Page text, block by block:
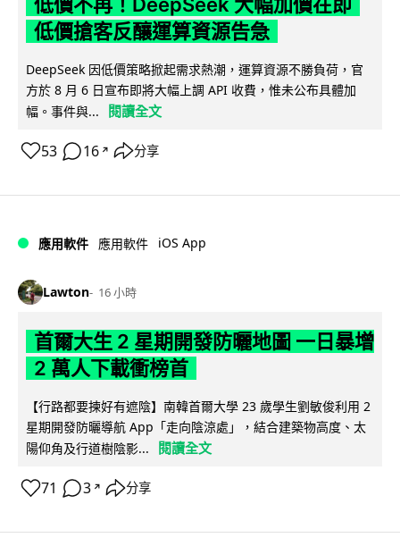
低價搶客反釀運算資源告急
DeepSeek 因低價策略掀起需求熱潮，運算資源不勝負荷，官
方於 8 月 6 日宣布即將大幅上調 API 收費，惟未公布具體加
幅。事件與...
閱讀全文
53 16 ↗ 分享
應用軟件 應用軟件 iOS App
Lawton 16 小時
首爾大生 2 星期開發防曬地圖 一日暴增
2 萬人下載衝榜首
【行路都要揀好有遮陰】南韓首爾大學 23 歲學生劉敏俊利用 2
星期開發防曬導航 App「走向陰涼處」，結合建築物高度、太
陽仰角及行道樹陰影...
閱讀全文
71 3 ↗ 分享